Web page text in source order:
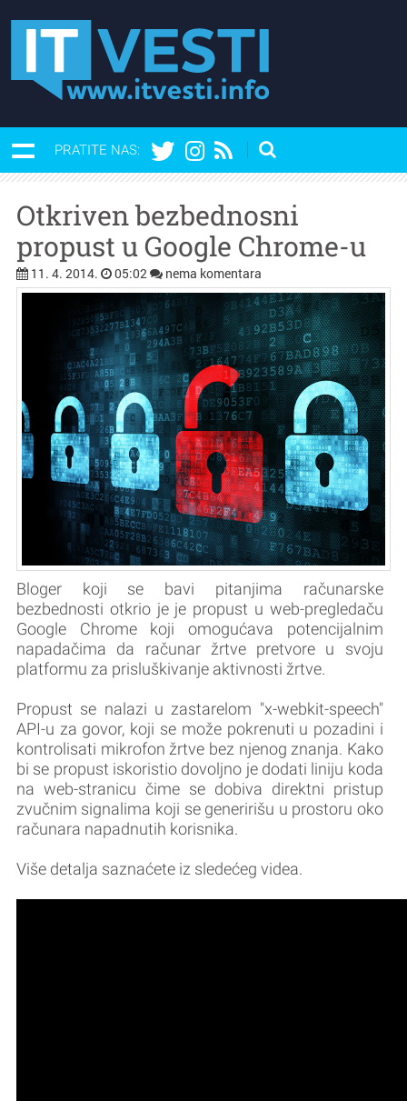
PRATITE NAS:
Otkriven bezbednosni
propust u Google Chrome-u
11. 4. 2014. 05:02 nema komentara
Bloger koji se bavi pitanjima računarske
bezbednosti otkrio je je propust u web-pregledaču
Google Chrome koji omogućava potencijalnim
napadačima da računar žrtve pretvore u svoju
platformu za prisluškivanje aktivnosti žrtve.
Propust se nalazi u zastarelom "x-webkit-speech"
API-u za govor, koji se može pokrenuti u pozadini i
kontrolisati mikrofon žrtve bez njenog znanja. Kako
bi se propust iskoristio dovoljno je dodati liniju koda
na web-stranicu čime se dobiva direktni pristup
zvučnim signalima koji se generirišu u prostoru oko
računara napadnutih korisnika.
Više detalja saznaćete iz sledećeg videa.